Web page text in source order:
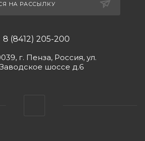
НА РАССЫЛКУ
8 (8412) 205-200
г. Пенза, Россия, ул.
Заводское шоссе д.6